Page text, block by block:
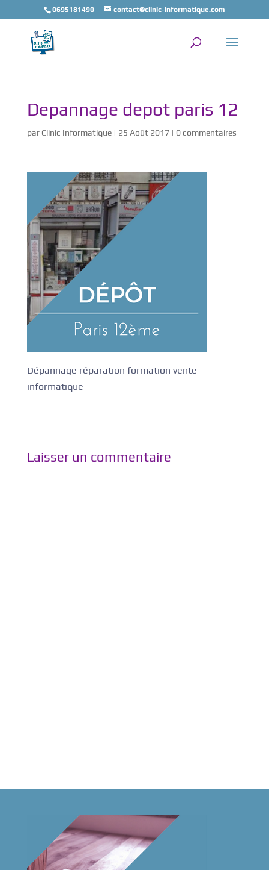
0695181490 contact@clinic-informatique.com
Depannage depot paris 12
par Clinic Informatique| 25 Août 2017| 0 commentaires
Dépannage réparation formation vente
informatique
Laisser un commentaire